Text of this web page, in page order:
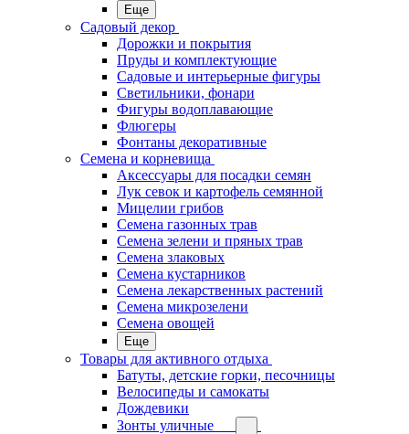
Еще
Садовый декор
Дорожки и покрытия
Пруды и комплектующие
Садовые и интерьерные фигуры
Светильники, фонари
Фигуры водоплавающие
Флюгеры
Фонтаны декоративные
Семена и корневища
Аксессуары для посадки семян
Лук севок и картофель семянной
Мицелии грибов
Семена газонных трав
Семена зелени и пряных трав
Семена злаковых
Семена кустарников
Семена лекарственных растений
Семена микрозелени
Семена овощей
Еще
Товары для активного отдыха
Батуты, детские горки, песочницы
Велосипеды и самокаты
Дождевики
Зонты уличные